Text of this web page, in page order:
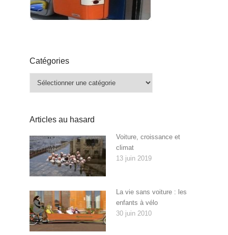
Catégories
Articles au hasard
Voiture, croissance et
climat
13 juin 2019
La vie sans voiture : les
enfants à vélo
30 juin 2010